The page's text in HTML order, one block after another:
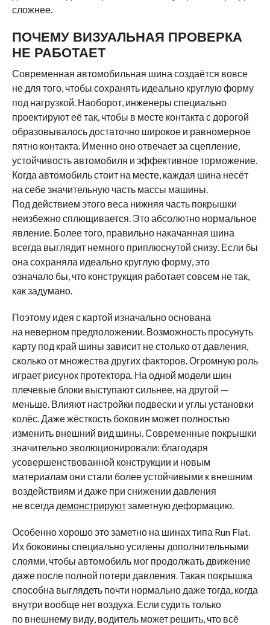
сложнее.
ПОЧЕМУ ВИЗУАЛЬНАЯ ПРОВЕРКА
НЕ РАБОТАЕТ
Современная автомобильная шина создаётся вовсе
не для того, чтобы сохранять идеально круглую форму
под нагрузкой. Наоборот, инженеры специально
проектируют её так, чтобы в месте контакта с дорогой
образовывалось достаточно широкое и равномерное
пятно контакта. Именно оно отвечает за сцепление,
устойчивость автомобиля и эффективное торможение.
Когда автомобиль стоит на месте, каждая шина несёт
на себе значительную часть массы машины.
Под действием этого веса нижняя часть покрышки
неизбежно сплющивается. Это абсолютно нормальное
явление. Более того, правильно накачанная шина
всегда выглядит немного приплюснутой снизу. Если бы
она сохраняла идеально круглую форму, это
означало бы, что конструкция работает совсем не так,
как задумано.
Поэтому идея с картой изначально основана
на неверном предположении. Возможность просунуть
карту под край шины зависит не столько от давления,
сколько от множества других факторов. Огромную роль
играет рисунок протектора. На одной модели шин
плечевые блоки выступают сильнее, на другой —
меньше. Влияют настройки подвески и углы установки
колёс. Даже жёсткость боковин может полностью
изменить внешний вид шины. Современные покрышки
значительно эволюционировали: благодаря
усовершенствованной конструкции и новым
материалам они стали более устойчивыми к внешним
воздействиям и даже при снижении давления
не всегда демонстрируютзаметную деформацию.
Особенно хорошо это заметно на шинах типа Run Flat.
Их боковины специально усилены дополнительными
слоями, чтобы автомобиль мог продолжать движение
даже после полной потери давления. Такая покрышка
способна выглядеть почти нормально даже тогда, когда
внутри вообще нет воздуха. Если судить только
по внешнему виду, водитель может решить, что всё